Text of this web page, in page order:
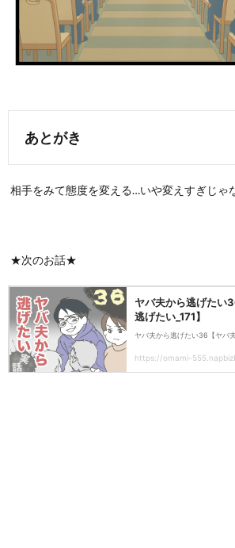
あとがき
相手をみて態度を変える…いや変えすぎじゃ
★次のお話★